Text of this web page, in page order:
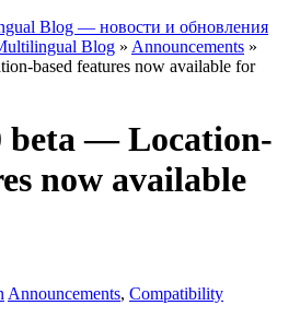
Blog — новости и обновления
Blog » Announcements »
based features now available for
beta — Location-
now available
Announcements, Compatibility